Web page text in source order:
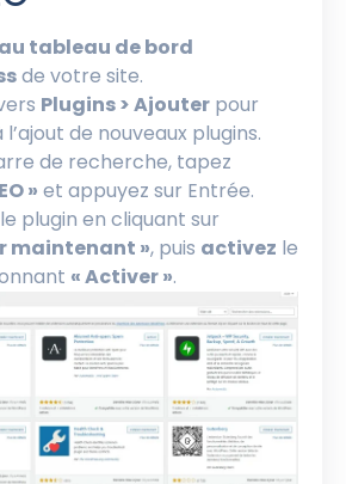
tableau de bord
de votre site.
Plugins > Ajouter pour
de nouveaux plugins.
de recherche, tapez
» et appuyez sur Entrée.
le plugin en cliquant sur
maintenant », puis activez le
« Activer ».